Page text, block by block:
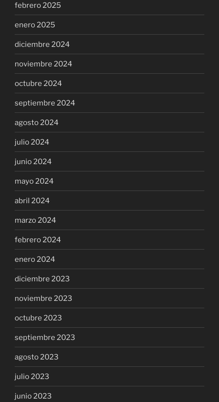
febrero 2025
enero 2025
diciembre 2024
noviembre 2024
octubre 2024
septiembre 2024
agosto 2024
julio 2024
junio 2024
mayo 2024
abril 2024
marzo 2024
febrero 2024
enero 2024
diciembre 2023
noviembre 2023
octubre 2023
septiembre 2023
agosto 2023
julio 2023
junio 2023